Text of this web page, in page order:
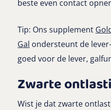
beste even contact
Tip: Ons supplement
Gal ondersteunt de
goed voor de lever,
Zwarte
Wist je dat zwarte